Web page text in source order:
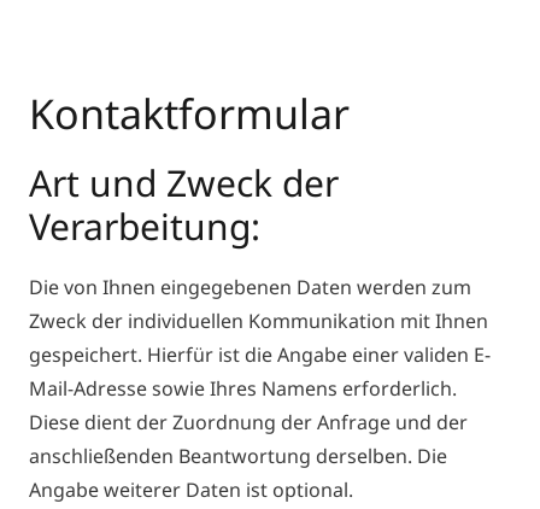
Kontaktformular
Art und Zweck der
Verarbeitung:
Die von Ihnen eingegebenen Daten werden zum
Zweck der individuellen Kommunikation mit Ihnen
gespeichert. Hierfür ist die Angabe einer validen E-
Mail-Adresse sowie Ihres Namens erforderlich.
Diese dient der Zuordnung der Anfrage und der
anschließenden Beantwortung derselben. Die
Angabe weiterer Daten ist optional.